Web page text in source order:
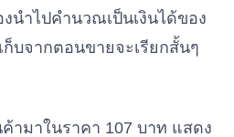
นำไปคำนวณเป็นเงินได้ของ
บจากตอนขายจะเรียกสั้นๆ
ามาในราคา 107 บาท แสดง